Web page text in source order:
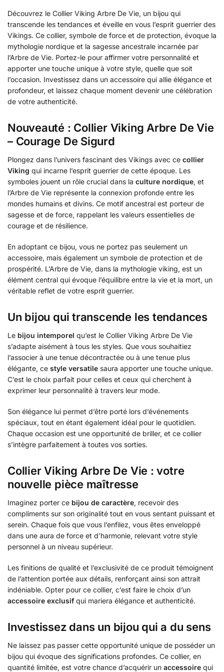
Découvrez le Collier Viking Arbre De Vie, un bijou qui
transcende les tendances et éveille en vous l’esprit guerrier des
Vikings. Ce collier, symbole de force et de protection, évoque la
mythologie nordique et la sagesse ancestrale incarnée par
l’Arbre de Vie. Portez-le pour affirmer votre personnalité et
apporter une touche unique à votre style, quelle que soit
l’occasion. Investissez dans un accessoire qui allie élégance et
profondeur, et laissez chaque moment devenir une célébration
de votre authenticité.
Nouveauté : Collier Viking Arbre De Vie
– Courage De Sigurd
Plongez dans l’univers fascinant des Vikings avec ce collier
Viking qui incarne l’esprit guerrier de cette époque. Les
symboles jouent un rôle crucial dans la culture nordique, et
l’Arbre de Vie représente la connexion profonde entre les
mondes humains et divins. Ce motif ancestral est porteur de
sagesse et de force, rappelant les valeurs essentielles de
courage et de résilience.
En adoptant ce bijou, vous ne portez pas seulement un
accessoire, mais également un symbole de protection et de
prospérité. L’Arbre de Vie, dans la mythologie viking, est un
élément central qui évoque l’équilibre entre la vie et la mort, un
véritable reflet de votre esprit guerrier.
Un bijou qui transcende les tendances
Le bijou intemporel qu’est le Collier Viking Arbre De Vie
s’adapte aisément à tous les styles. Que vous souhaitiez
l’associer à une tenue décontractée ou à une tenue plus
élégante, ce style versatile saura apporter une touche unique.
C’est le choix parfait pour celles et ceux qui cherchent à
exprimer leur personnalité à travers leur mode.
Son élégance lui permet d’être porté lors d’événements
spéciaux, tout en étant également idéal pour le quotidien.
Chaque occasion est une opportunité de briller, et ce collier
s’intègre parfaitement à toutes vos sorties.
Collier Viking Arbre De Vie : votre
nouvelle pièce maîtresse
Imaginez porter ce bijou de caractère, recevoir des
compliments sur son originalité tout en vous sentant puissant et
serein. Chaque fois que vous l’enfilez, vous êtes enveloppé
dans une aura de force et d’harmonie, relevant votre style
personnel à un niveau supérieur.
Les finitions de qualité et l’exclusivité de ce produit témoignent
de l’attention portée aux détails, renforçant ainsi son attrait
indéniable. Opter pour ce collier, c’est faire le choix d’un
accessoire exclusifqui mariera élégance et authenticité.
Investissez dans un bijou qui a du sens
Ne laissez pas passer cette opportunité unique de posséder un
bijou qui évoque des significations profondes. Ce collier, en
quantité limitée, est votre chance d’acquérir un accessoire qui